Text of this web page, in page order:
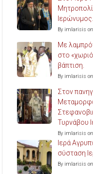
Ιερώνυμος.
By imlarisis
Με
στο
βάπτιση.
By imlarisis
Στον
Τυρνάβου
By imlarisis
Ιερά
σύσταση
By imlarisis